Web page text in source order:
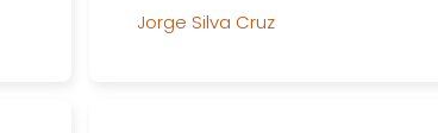
Jorge Silva Cruz